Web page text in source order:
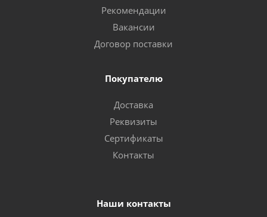
Рекомендации
Вакансии
Договор поставки
Покупателю
Доставка
Реквизиты
Сертификаты
Контакты
Наши контакты